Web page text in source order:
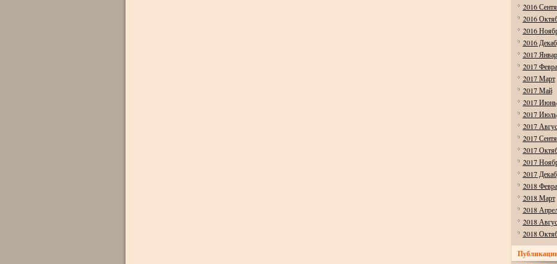
2016
2016
2016
2016
2017
2017
2017 Март
2017 Май
2017 Июнь
2017 Июль
2017
2017
2017
2017
2017
2018
2018 Март
2018
2018
2018